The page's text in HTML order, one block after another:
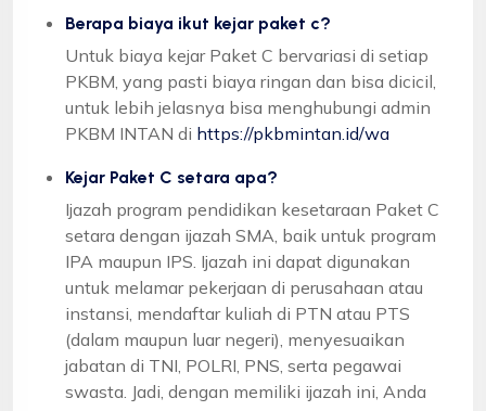
Berapa biaya ikut kejar paket c?
Untuk biaya kejar Paket C bervariasi di setiap
PKBM, yang pasti biaya ringan dan bisa dicicil,
untuk lebih jelasnya bisa menghubungi admin
PKBM INTAN di https://pkbmintan.id/wa
Kejar Paket C setara apa?
Ijazah program pendidikan kesetaraan Paket C
setara dengan ijazah SMA, baik untuk program
IPA maupun IPS. Ijazah ini dapat digunakan
untuk melamar pekerjaan di perusahaan atau
instansi, mendaftar kuliah di PTN atau PTS
(dalam maupun luar negeri), menyesuaikan
jabatan di TNI, POLRI, PNS, serta pegawai
swasta. Jadi, dengan memiliki ijazah ini, Anda